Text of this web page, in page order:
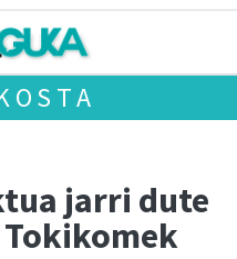
jarri dute
Tokikomek